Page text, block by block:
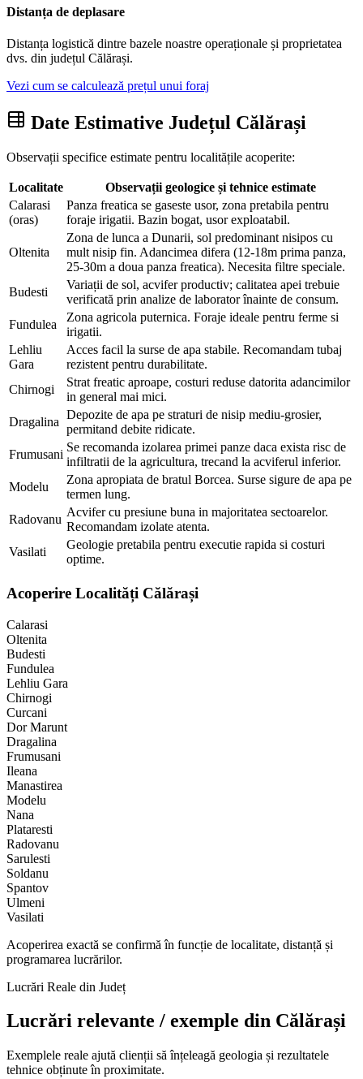
Distanța de deplasare
Distanța logistică dintre bazele noastre operaționale și proprietatea
dvs. din județul Călărași.
Vezi cum se calculează prețul unui foraj
Date Estimative Județul Călărași
Observații specifice estimate pentru localitățile acoperite:
Localitate
Observații geologice și tehnice estimate
Calarasi
(oras)
Panza freatica se gaseste usor, zona pretabila pentru
foraje irigatii. Bazin bogat, usor exploatabil.
Oltenita
Zona de lunca a Dunarii, sol predominant nisipos cu
mult nisip fin. Adancimea difera (12-18m prima panza,
25-30m a doua panza freatica). Necesita filtre speciale.
Budesti
Variații de sol, acvifer productiv; calitatea apei trebuie
verificată prin analize de laborator înainte de consum.
Fundulea
Zona agricola puternica. Foraje ideale pentru ferme si
irigatii.
Lehliu
Gara
Acces facil la surse de apa stabile. Recomandam tubaj
rezistent pentru durabilitate.
Chirnogi
Strat freatic aproape, costuri reduse datorita adancimilor
in general mai mici.
Dragalina
Depozite de apa pe straturi de nisip mediu-grosier,
permitand debite ridicate.
Frumusani
Se recomanda izolarea primei panze daca exista risc de
infiltratii de la agricultura, trecand la acviferul inferior.
Modelu
Zona apropiata de bratul Borcea. Surse sigure de apa pe
termen lung.
Radovanu
Acvifer cu presiune buna in majoritatea sectoarelor.
Recomandam izolate atenta.
Vasilati
Geologie pretabila pentru executie rapida si costuri
optime.
Acoperire Localități Călărași
Calarasi
Oltenita
Budesti
Fundulea
Lehliu Gara
Chirnogi
Curcani
Dor Marunt
Dragalina
Frumusani
Ileana
Manastirea
Modelu
Nana
Plataresti
Radovanu
Sarulesti
Soldanu
Spantov
Ulmeni
Vasilati
Acoperirea exactă se confirmă în funcție de localitate, distanță și
programarea lucrărilor.
Lucrări Reale din Județ
Lucrări relevante / exemple din Călărași
Exemplele reale ajută clienții să înțeleagă geologia și rezultatele
tehnice obținute în proximitate.